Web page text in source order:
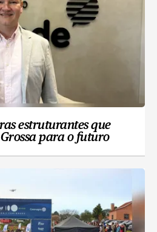
estruturantes que
para o futuro